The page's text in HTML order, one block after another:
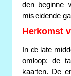
den beginne
misleidende
Herkomst
In de late
omloop: de
kaarten. De